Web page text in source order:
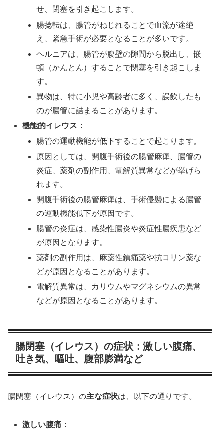
せ、閉塞を引き起こします。
腸捻転は、腸管がねじれることで血流が途絶
え、緊急手術が必要となることが多いです。
ヘルニアは、腸管が腹壁の隙間から脱出し、嵌
頓（かんとん）することで閉塞を引き起こしま
す。
異物は、特に小児や高齢者に多く、誤飲したも
のが腸管に詰まることがあります。
機能的イレウス：
腸管の運動機能が低下することで起こります。
原因としては、開腹手術後の腸管麻痺、腸管の
炎症、薬剤の副作用、電解質異常などが挙げら
れます。
開腹手術後の腸管麻痺は、手術侵襲による腸管
の運動機能低下が原因です。
腸管の炎症は、感染性腸炎や炎症性腸疾患など
が原因となります。
薬剤の副作用は、麻薬性鎮痛薬や抗コリン薬な
どが原因となることがあります。
電解質異常は、カリウムやマグネシウムの異常
などが原因となることがあります。
腸閉塞（イレウス）の症状：激しい腹痛、
吐き気、嘔吐、腹部膨満など
腸閉塞（イレウス）の主な症状は、以下の通りです。
激しい腹痛：